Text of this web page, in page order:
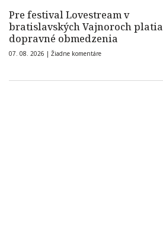
Pre festival Lovestream v
bratislavských Vajnoroch platia
dopravné obmedzenia
07. 08. 2026 | Žiadne komentáre